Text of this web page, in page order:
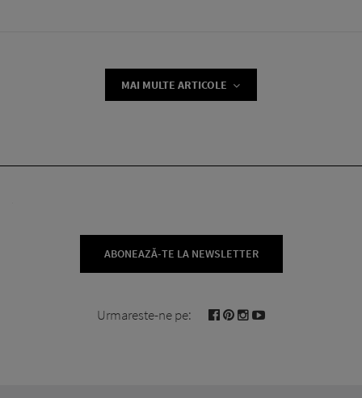
MAI MULTE ARTICOLE
ABONEAZĂ-TE LA NEWSLETTER
Urmareste-ne pe: